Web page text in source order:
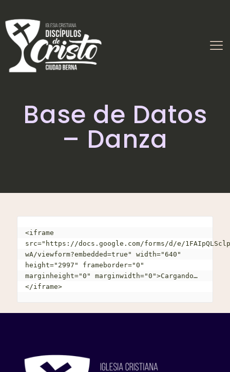
Base de Datos
– Danza
<iframe
src="https://docs.google.com/forms/d/e/
wA/viewform?embedded=true" width="640"
height="2997" frameborder="0"
marginheight="0" marginwidth="0">Cargando…
</iframe>